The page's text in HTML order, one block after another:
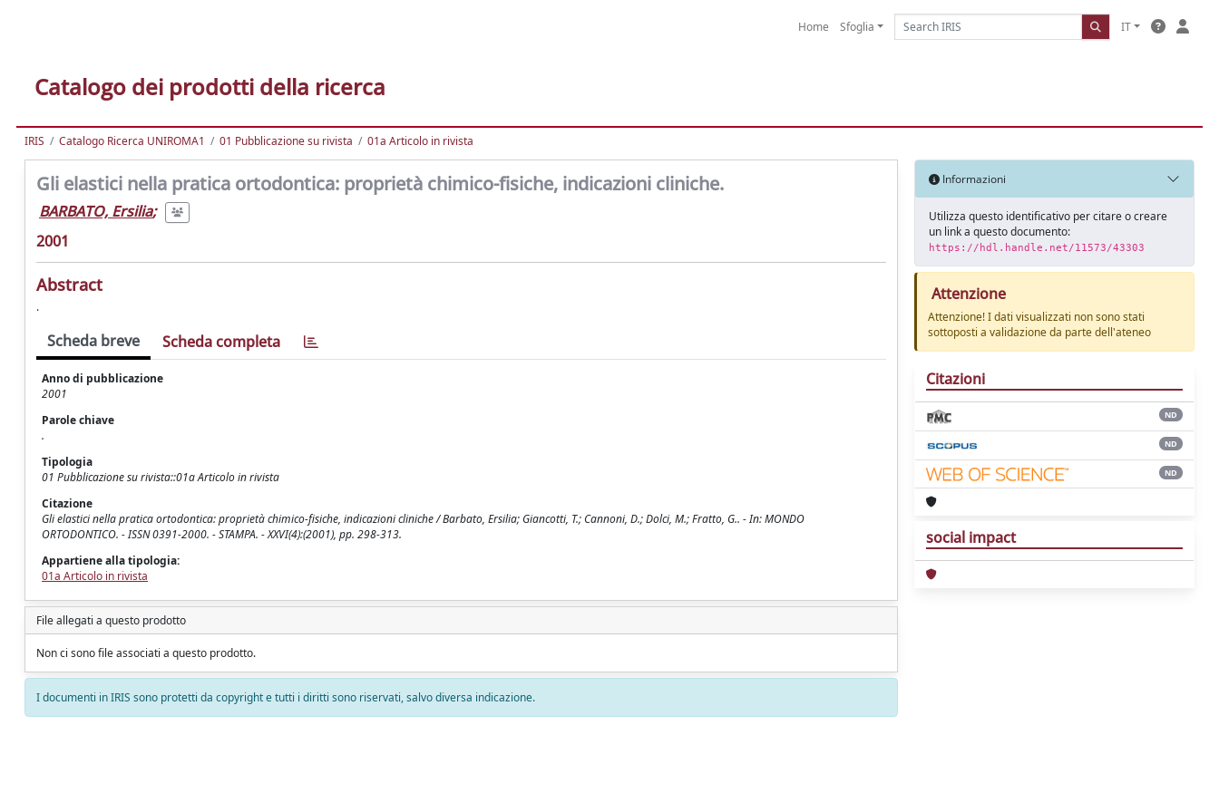
Home Sfoglia IT
Catalogo dei prodotti della ricerca
IRIS Catalogo Ricerca UNIROMA1 01 Pubblicazione su rivista 01a Articolo in rivista
Gli elastici nella pratica ortodontica: proprietà chimico-fisiche, indicazioni cliniche.
BARBATO, Ersilia;
2001
Abstract
.
Scheda breve Scheda completa
Anno di pubblicazione
2001
Parole chiave
.
Tipologia
01 Pubblicazione su rivista::01a Articolo in rivista
Citazione
Gli elastici nella pratica ortodontica: proprietà chimico-fisiche, indicazioni cliniche / Barbato, Ersilia; Giancotti, T.; Cannoni, D.; Dolci, M.; Fratto, G.. - In: MONDO
ORTODONTICO. - ISSN 0391-2000. - STAMPA. - XXVI(4):(2001), pp. 298-313.
Appartiene alla tipologia:
01a Articolo in rivista
File allegati a questo prodotto
Non ci sono file associati a questo prodotto.
I documenti in IRIS sono protetti da copyright e tutti i diritti sono riservati, salvo diversa indicazione.
Informazioni
Utilizza questo identificativo per citare o creare
un link a questo documento:
https://hdl.handle.net/11573/43303
Attenzione
Attenzione! I dati visualizzati non sono stati
sottoposti a validazione da parte dell'ateneo
Citazioni
ND
ND
ND
social impact